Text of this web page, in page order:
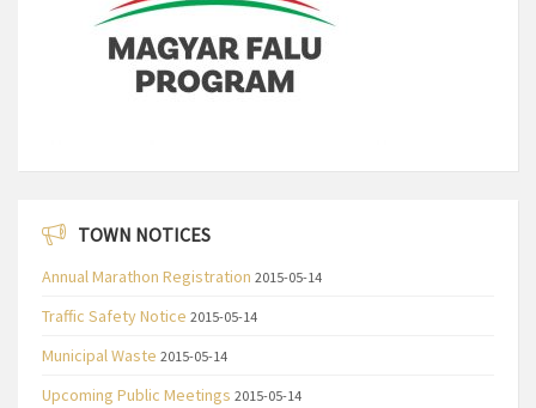
TOWN NOTICES
Annual Marathon Registration 2015-05-14
Traffic Safety Notice 2015-05-14
Municipal Waste 2015-05-14
Upcoming Public Meetings 2015-05-14